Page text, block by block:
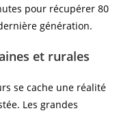
pour récupérer 80
génération.
et rurales
se cache une réalité
Les grandes